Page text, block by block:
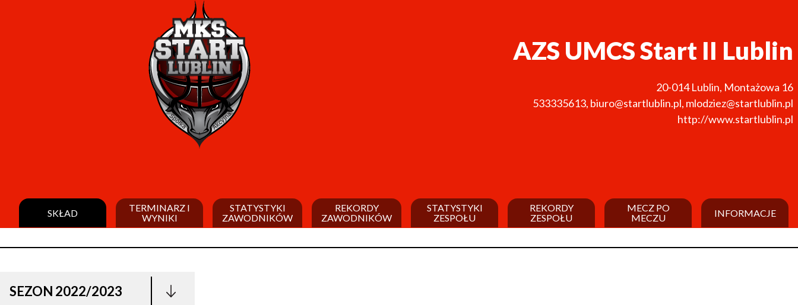
AZS UMCS Start II Lublin
20-014 Lublin, Montażowa 16
533335613, biuro@startlublin.pl, mlodziez@startlublin.pl
http://www.startlublin.pl
SKŁAD
TERMINARZ I
WYNIKI
STATYSTYKI
ZAWODNIKÓW
REKORDY
ZAWODNIKÓW
STATYSTYKI
ZESPOŁU
REKORDY
ZESPOŁU
MECZ PO
MECZU
INFORMACJE
SEZON 2022/2023